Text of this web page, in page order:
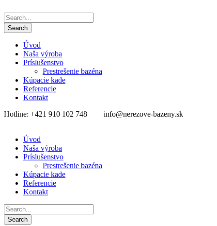
Úvod
Naša výroba
Príslušenstvo
Prestrešenie bazéna
Kúpacie kade
Referencie
Kontakt
Hotline: +421 910 102 748
info@nerezove-bazeny.sk
Úvod
Naša výroba
Príslušenstvo
Prestrešenie bazéna
Kúpacie kade
Referencie
Kontakt